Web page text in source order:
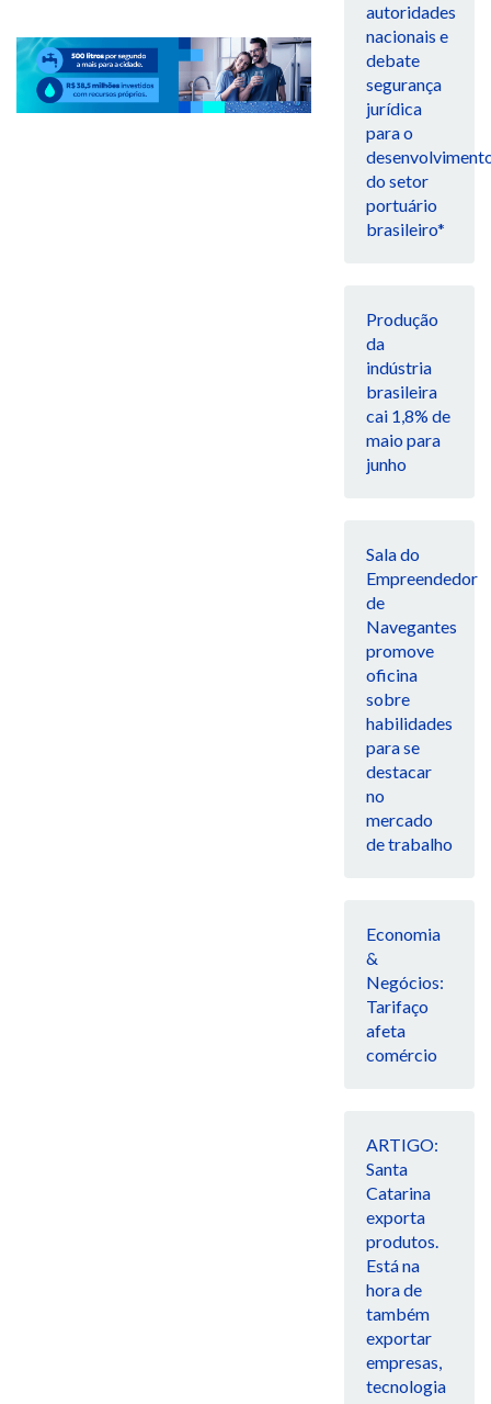
autoridades
nacionais e
debate
segurança
jurídica
para o
do setor
portuário
brasileiro*
Produção
da
indústria
brasileira
cai 1,8% de
maio para
junho
Sala do
Empreendedor
de
Navegantes
promove
oficina
sobre
habilidades
para se
destacar
no
mercado
de trabalho
Economia
&
Negócios:
Tarifaço
afeta
comércio
ARTIGO:
Santa
Catarina
exporta
produtos.
Está na
hora de
também
exportar
empresas,
tecnologia